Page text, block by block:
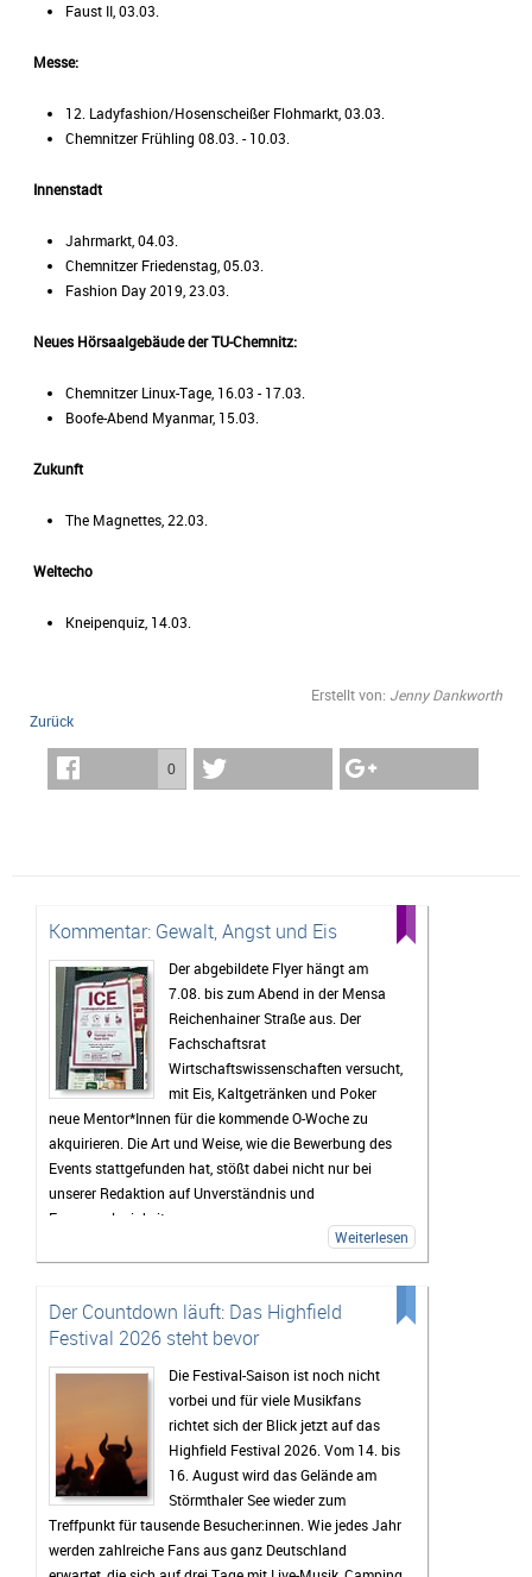
Faust II, 03.03.
Messe:
12. Ladyfashion/Hosenscheißer Flohmarkt, 03.03.
Chemnitzer Frühling 08.03. - 10.03.
Innenstadt
Jahrmarkt, 04.03.
Chemnitzer Friedenstag, 05.03.
Fashion Day 2019, 23.03.
Neues Hörsaalgebäude der TU-Chemnitz:
Chemnitzer Linux-Tage, 16.03 - 17.03.
Boofe-Abend Myanmar, 15.03.
Zukunft
The Magnettes, 22.03.
Weltecho
Kneipenquiz, 14.03.
Erstellt von: Jenny Dankworth
Zurück
0
Kommentar: Gewalt, Angst und Eis
Der abgebildete Flyer hängt am
7.08. bis zum Abend in der Mensa
Reichenhainer Straße aus. Der
Fachschaftsrat
Wirtschaftswissenschaften versucht,
mit Eis, Kaltgetränken und Poker
neue Mentor*Innen für die kommende O-Woche zu
akquirieren. Die Art und Weise, wie die Bewerbung des
Events stattgefunden hat, stößt dabei nicht nur bei
unserer Redaktion auf Unverständnis und
Fassungslosigkeit.
Weiterlesen
Der Countdown läuft: Das Highfield
Festival 2026 steht bevor
Die Festival-Saison ist noch nicht
vorbei und für viele Musikfans
richtet sich der Blick jetzt auf das
Highfield Festival 2026. Vom 14. bis
16. August wird das Gelände am
Störmthaler See wieder zum
Treffpunkt für tausende Besucher:innen. Wie jedes Jahr
werden zahlreiche Fans aus ganz Deutschland